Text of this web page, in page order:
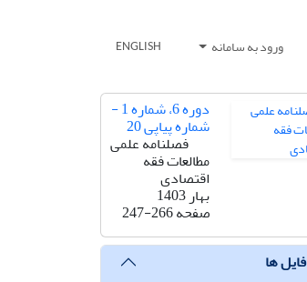
ورود به سامانه ENGLISH
دوره 6، شماره 1 -
شماره پیاپی 20
فصلنامه علمی
مطالعات فقه
اقتصادی
بهار 1403
صفحه247-266
فایل ها